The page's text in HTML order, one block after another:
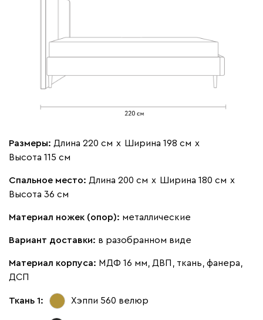
Размеры: Длина 220 см х Ширина 198 см х
Высота 115 см
Спальное место: Длина 200 см х Ширина 180 см х
Высота 36 см
Материал ножек (опор): металлические
Вариант доставки: в разобранном виде
Материал корпуса: МДФ 16 мм, ДВП, ткань, фанера,
ДСП
Ткань 1: Хэппи 560 велюр